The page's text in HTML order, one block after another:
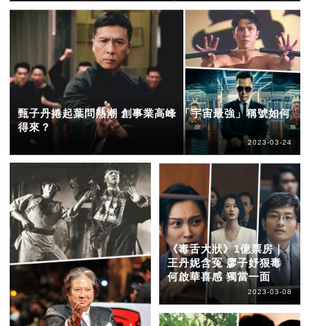
甄子丹捲起葉問熱潮 創事業高峰 「宇宙最強」稱號如何
得來？
2023-03-24
《毒舌大狀》1億票房｜
王丹妮含冤 廖子妤狠毒
何啟華喜感 獨當一面
2023-03-08